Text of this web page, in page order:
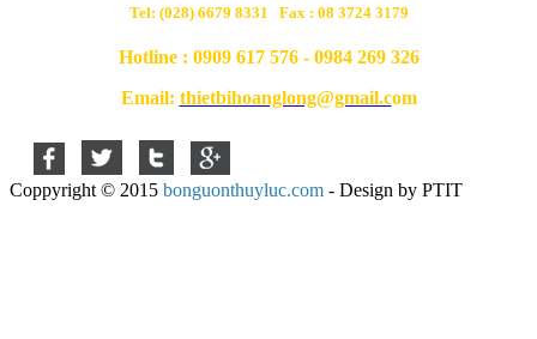
Tel: (028) 6679 8331 Fax : 08 3724 3179
Hotline : 0909 617 576 - 0984 269 326
Email: thietbihoanglong@gmail.com
Coppyright © 2015 bonguonthuyluc.com - Design by PTIT